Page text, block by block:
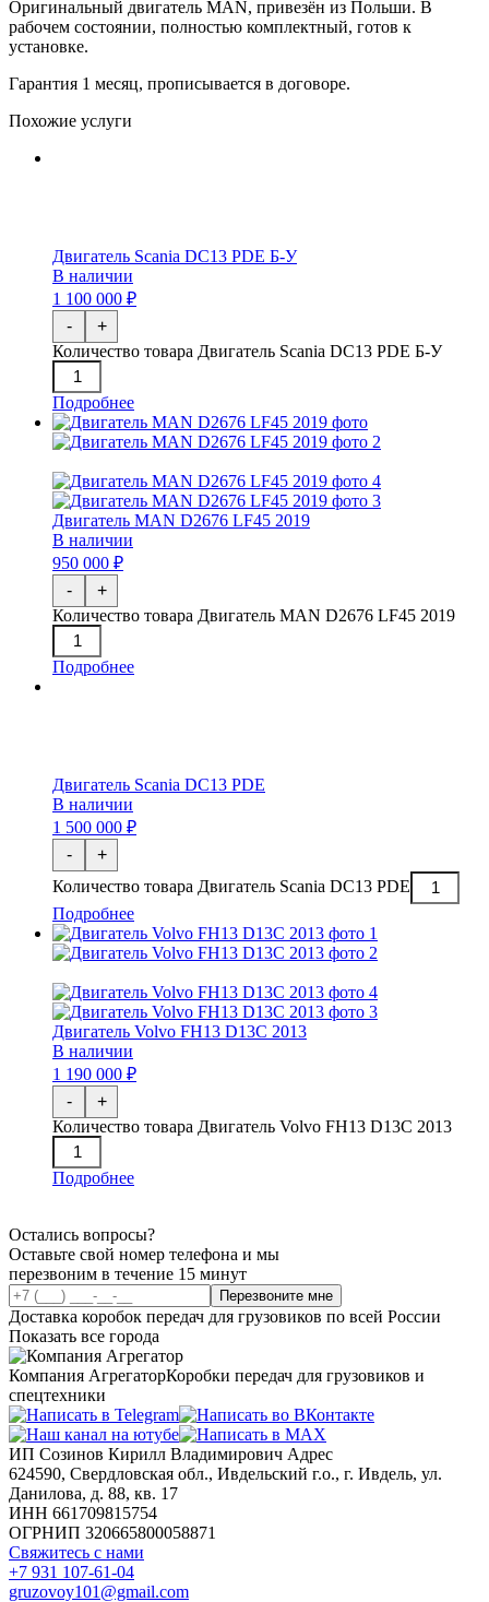
Оригинальный двигатель MAN, привезён из Польши. В
рабочем состоянии, полностью комплектный, готов к
установке.
Гарантия 1 месяц, прописывается в договоре.
Похожие услуги
Двигатель Scania DC13 PDE Б-У
В наличии
1 100 000 ₽
-
Количество товара Двигатель Scania DC13 PDE Б-У
+
Подробнее
Двигатель MAN D2676 LF45 2019
В наличии
950 000 ₽
-
Количество товара Двигатель MAN D2676 LF45 2019
+
Подробнее
Двигатель Scania DC13 PDE
В наличии
1 500 000 ₽
-
Количество товара Двигатель Scania DC13 PDE
+
Подробнее
Двигатель Volvo FH13 D13C 2013
В наличии
1 190 000 ₽
-
Количество товара Двигатель Volvo FH13 D13C 2013
+
Подробнее
Остались вопросы?
Оставьте свой номер телефона и мы
перезвоним в течение 15 минут
Перезвоните мне
Доставка коробок передач для грузовиков по всей России
Показать все города
Компания АгрегаторКоробки передач для грузовиков и
спецтехники
ИП Созинов Кирилл Владимирович Адрес
624590, Свердловская обл., Ивдельский г.о., г. Ивдель, ул.
Данилова, д. 88, кв. 17
ИНН 661709815754
ОГРНИП 320665800058871
Свяжитесь с нами
+7 931 107-61-04
gruzovoy101@gmail.com